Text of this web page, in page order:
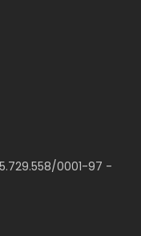
0001-97 -